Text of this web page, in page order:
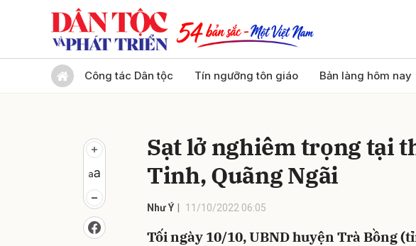
Công tác Dân tộc Tín ngưỡng tôn giáo Bản làng hôm nay
Sạt lở nghiêm trọng tại
Tinh, Quãng Ngãi
Như Ý 11/10/2022 06:05
Tối ngày 10/10, UBND huyện Trà Bồng
Gửi bình luận